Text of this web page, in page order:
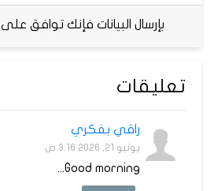
بإرسال البيانات فإنك توافق على
تعليقات
راقي بفكري
يونيو 21, 2026 3:16 ص
Good morning...